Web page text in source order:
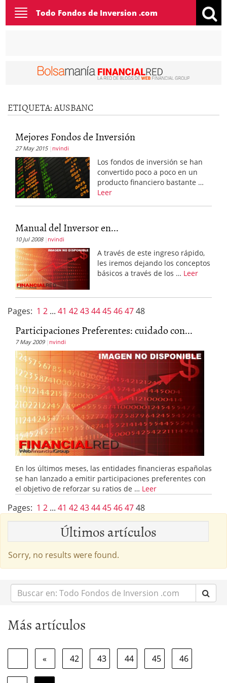
Toggle
navigation
Todo Fondos de Inversion .com
ETIQUETA:AUSBANC
Mejores Fondos de Inversión
27 May 2015 nvindi
Los fondos de inversión se han
convertido poco a poco en un
producto financiero bastante …
Leer
Manual del Inversor en...
10 Jul 2008 nvindi
A través de este ingreso rápido,
les iremos dejando los conceptos
básicos a través de los … Leer
Pages: 1 2 ... 41 42434445464748
Participaciones Preferentes: cuidado con...
7 May 2009 nvindi
En los últimos meses, las entidades financieras españolas
se han lanzado a emitir participaciones preferentes con
el objetivo de reforzar su ratios de … Leer
Pages: 1 2 ... 41 42434445464748
Últimos artículos
Sorry, no results were found.
Buscar
en:
Más artículos
« 42 43 44 45 46